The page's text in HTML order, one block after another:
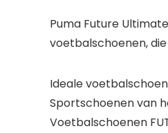
Puma Future
voetbalschoenen,
Ideale
Sportschoenen van
Voetbalschoenen